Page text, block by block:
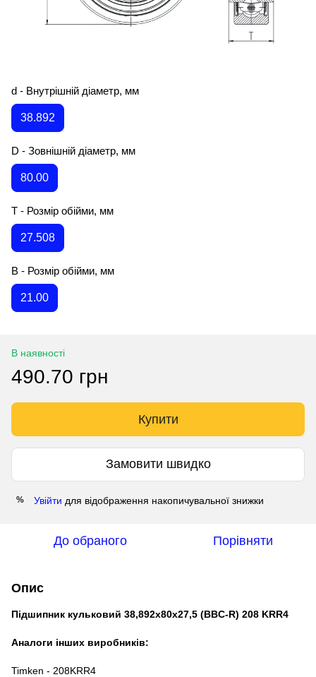
d - Внутрішній діаметр, мм
38.892
D - Зовнішній діаметр, мм
80.00
T - Розмір обійми, мм
27.508
B - Розмір обійми, мм
21.00
В наявності
490.70 грн
Купити
Замовити швидко
% Увійти для відображення накопичувальної знижки
До обраного Порівняти
Опис
Підшипник кульковий 38,892х80х27,5 (BBC-R) 208 KRR4
Аналоги інших виробників:
Timken - 208KRR4